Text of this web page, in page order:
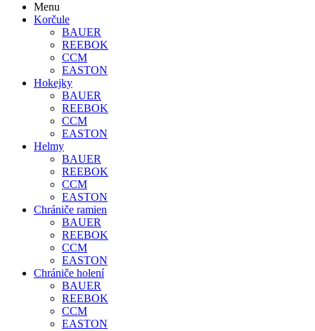
Menu
Korčule
BAUER
REEBOK
CCM
EASTON
Hokejky
BAUER
REEBOK
CCM
EASTON
Helmy
BAUER
REEBOK
CCM
EASTON
Chrániče ramien
BAUER
REEBOK
CCM
EASTON
Chrániče holení
BAUER
REEBOK
CCM
EASTON